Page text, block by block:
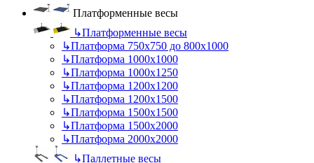
Платформенные весы
↳Платформенные весы
↳Платформа 750х750 до 800х1000
↳Платформа 1000х1000
↳Платформа 1000х1250
↳Платформа 1200х1200
↳Платформа 1200х1500
↳Платформа 1500х1500
↳Платформа 1500х2000
↳Платформа 2000х2000
↳Паллетные весы